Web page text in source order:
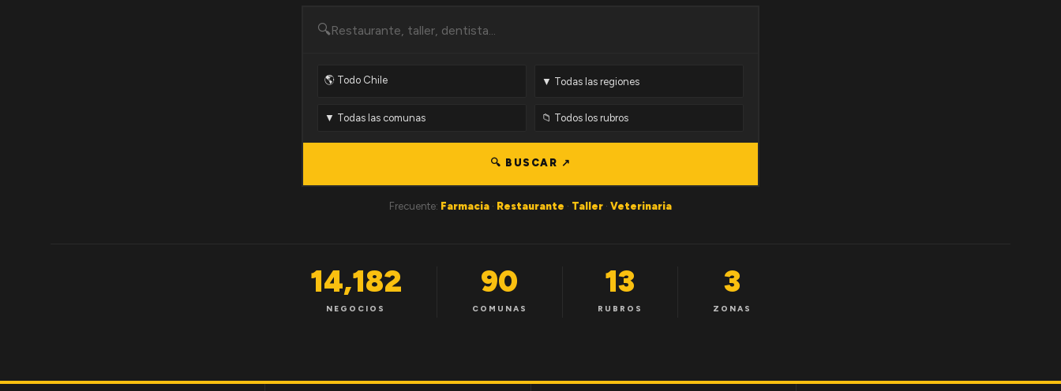
🔍
🔍 BUSCAR ↗
Frecuente: Farmacia · Restaurante · Taller · Veterinaria
14,182
NEGOCIOS
90
COMUNAS
13
RUBROS
3
ZONAS